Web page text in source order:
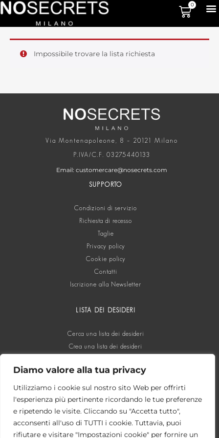
Diamo valore alla tua privacy
Utilizziamo i cookie sul nostro sito Web per offrirti
l'esperienza più pertinente ricordando le tue preferenze
e ripetendo le visite. Cliccando su "Accetta tutto",
acconsenti all'uso di TUTTI i cookie. Tuttavia, puoi
rifiutare e visitare "Impostazioni cookie" per fornire un
0
Impossibile trovare la lista richiesta
Via Montenapoleone, 8 – 20121 Milano
P.IVA/C.F. 03275440133
Email: customercare@nosecrets.com
SUPPORTO
Condizioni di servizio
Richiesta di recesso
Taglie
Privacy policy
Cookie policy
Contatti
Iscrizione alla Newsletter
LISTA DEI DESIDERI
Cerca una lista dei desideri
Crea una lista dei desideri
SOCIAL